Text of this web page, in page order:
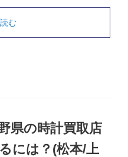
む
県の時計買取店
には？(松本/上